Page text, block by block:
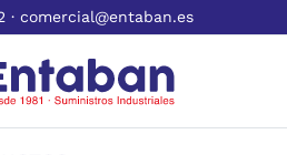
· comercial@entaban.es